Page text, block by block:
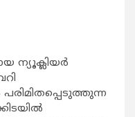
ന്യൂക്ലിയര്‍